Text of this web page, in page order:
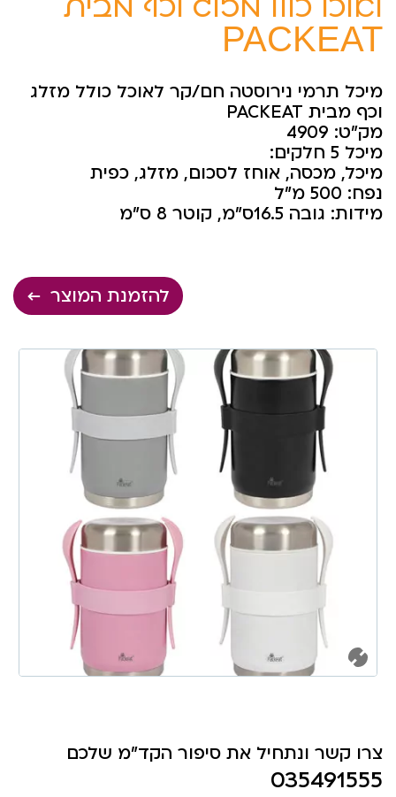
PACKEAT
מיכל תרמי נירוסטה חם/קר לאוכל כולל מזלג
וכף מבית PACKEAT
מק”ט: 4909
מיכל 5 חלקים:
מיכל, מכסה, אוחז לסכום, מזלג, כפית
נפח: 500 מ”ל
מידות: גובה 16.5ס”מ, קוטר 8 ס”מ
להזמנת המוצר
צרו קשר ונתחיל את סיפור הקד"מ שלכם
035491555